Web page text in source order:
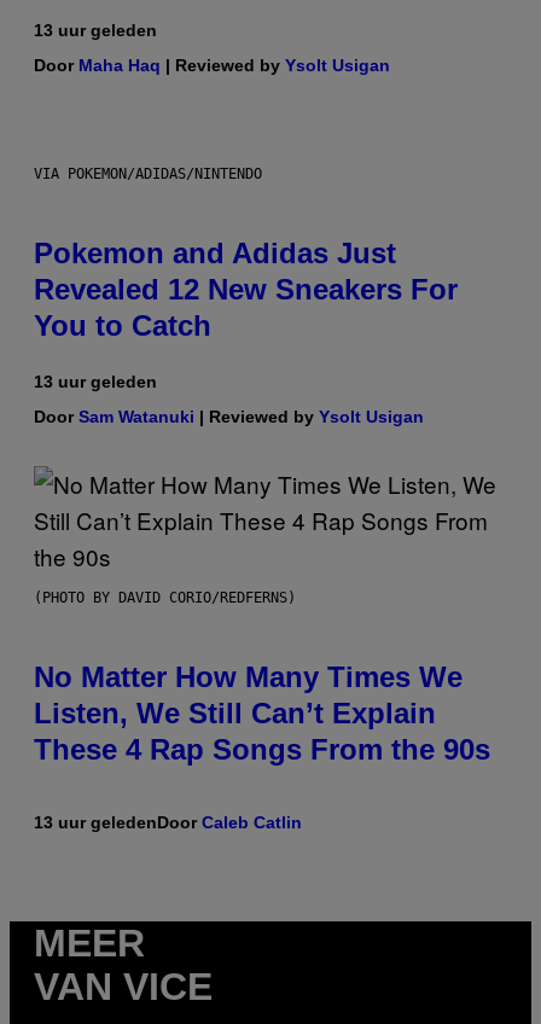
13 uur geleden
Door Maha Haq | Reviewed by Ysolt Usigan
VIA POKEMON/ADIDAS/NINTENDO
Pokemon and Adidas Just
Revealed 12 New Sneakers For
You to Catch
13 uur geleden
DoorSam Watanuki | Reviewed by Ysolt Usigan
(PHOTO BY DAVID CORIO/REDFERNS)
No Matter How Many Times We
Listen, We Still Can’t Explain
These 4 Rap Songs From the 90s
13 uur geledenDoorCaleb Catlin
MEER
VAN VICE